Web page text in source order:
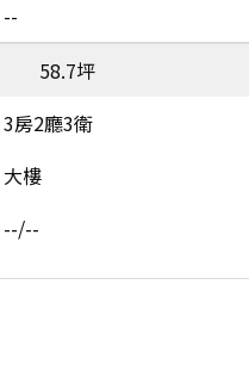
--
58.7坪
3房2廳3衛
大樓
--/--